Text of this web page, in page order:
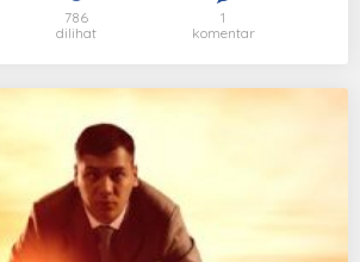
786
dilihat
1
komentar